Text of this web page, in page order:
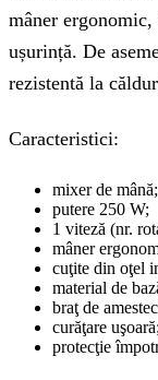
mâner
ușurință. De
rezistentă la
Caracteristici:
mixer de mână;
putere 250 W;
1 viteză (nr.
mâner
cuţite din oţel
material de
braţ de
curăţare uşoară;
protecţie